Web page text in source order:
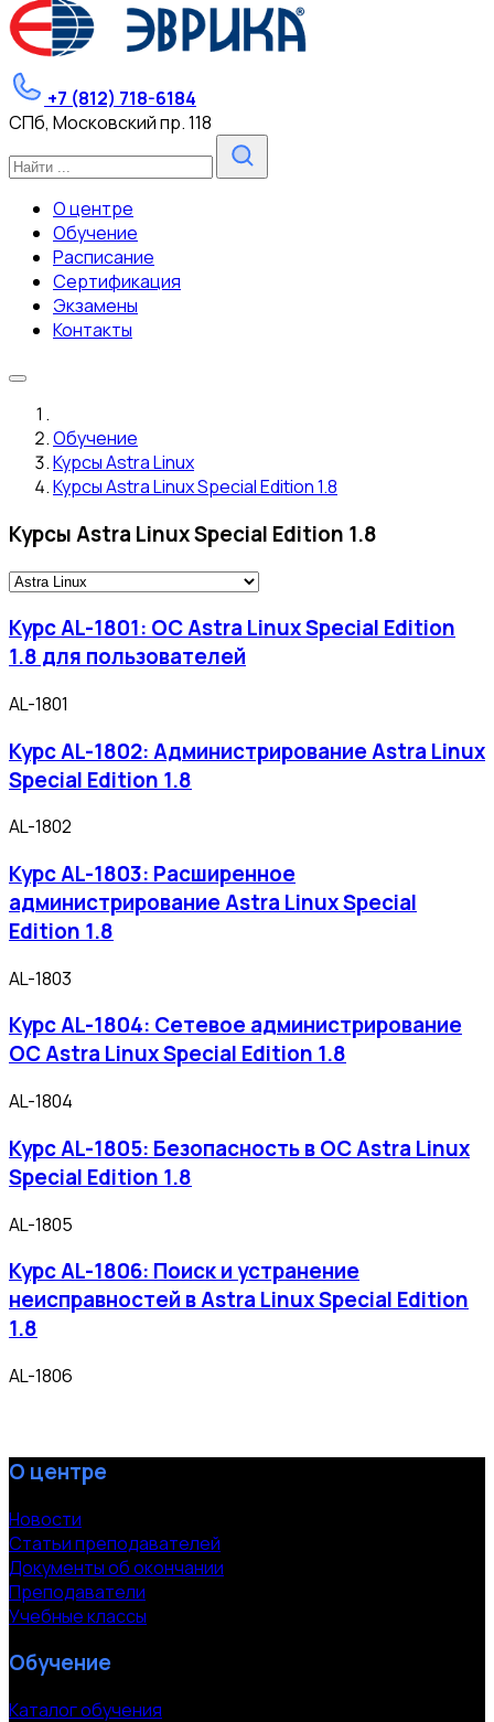
+7 (812) 718-6184
СПб, Московский пр. 118
О центре
Обучение
Расписание
Сертификация
Экзамены
Контакты
Обучение
Курсы Astra Linux
Курсы Astra Linux Special Edition 1.8
Курсы Astra Linux Special Edition 1.8
Курс AL-1801: ОС Astra Linux Special Edition
1.8 для пользователей
AL-1801
Курс AL-1802: Администрирование Astra Linux
Special Edition 1.8
AL-1802
Курс AL-1803: Расширенное
администрирование Astra Linux Special
Edition 1.8
AL-1803
Курс AL-1804: Сетевое администрирование
ОС Astra Linux Special Edition 1.8
AL-1804
Курс AL-1805: Безопасность в ОС Astra Linux
Special Edition 1.8
AL-1805
Курс AL-1806: Поиск и устранение
неисправностей в Astra Linux Special Edition
1.8
AL-1806
О центре
Новости
Статьи преподавателей
Документы об окончании
Преподаватели
Учебные классы
Обучение
Каталог обучения